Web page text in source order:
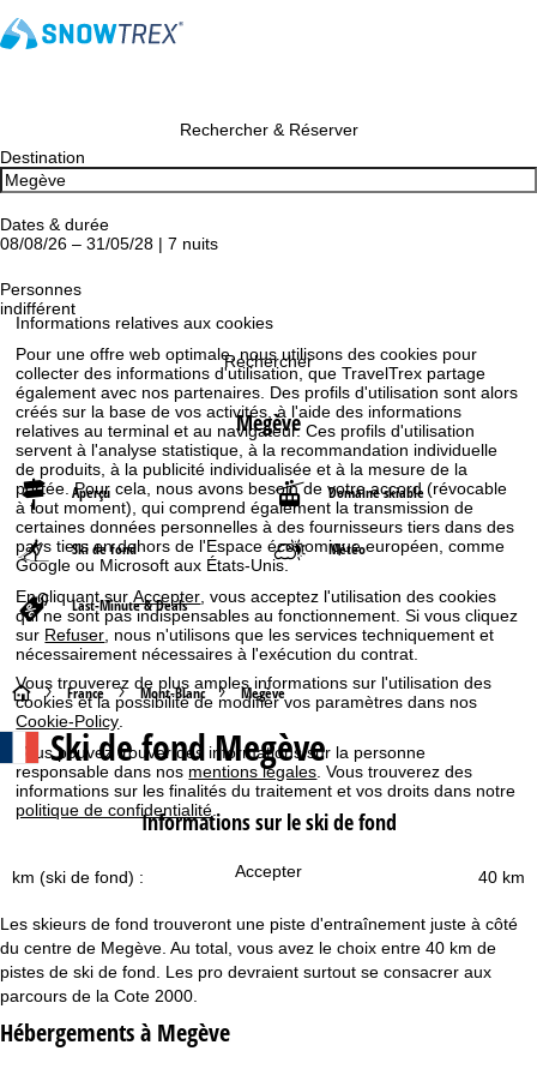
Informations relatives aux cookies
Pour une offre web optimale, nous utilisons des cookies pour
collecter des informations d'utilisation, que TravelTrex partage
également avec nos partenaires. Des profils d'utilisation sont alors
créés sur la base de vos activités, à l'aide des informations
relatives au terminal et au navigateur. Ces profils d'utilisation
servent à l'analyse statistique, à la recommandation individuelle
de produits, à la publicité individualisée et à la mesure de la
portée. Pour cela, nous avons besoin de votre accord (révocable
à tout moment), qui comprend également la transmission de
certaines données personnelles à des fournisseurs tiers dans des
pays tiers en dehors de l'Espace économique européen, comme
Google ou Microsoft aux États-Unis.
En cliquant surAccepter , vous acceptez l'utilisation des cookies
qui ne sont pas indispensables au fonctionnement. Si vous cliquez
sur Refuser , nous n'utilisons que les services techniquement et
nécessairement nécessaires à l'exécution du contrat.
Vous trouverez de plus amples informations sur l'utilisation des
cookies et la possibilité de modifier vos paramètres dans nos
Cookie-Policy
Vous pouvez trouver des informations sur la personne
responsable dans nos mentions légales . Vous trouverez des
informations sur les finalités du traitement et vos droits dans notre
politique de confidentialité .
Accepter
Rechercher & Réserver
Destination
Dates & durée
08/08/26 – 31/05/28 | 7 nuits
Personnes
indifférent
Rechercher
Megève
Aperçu Domaine skiable
Ski de fond Météo
Last-Minute & Deals
P
g
d
c
France Mont-Blanc Megève
Ski de fond Megève
Informations sur le ski de fond
40 km
km (ski de fond) :
Les skieurs de fond trouveront une piste d'entraînement juste à côté
du centre de Megève. Au total, vous avez le choix entre 40 km de
pistes de ski de fond. Les pro devraient surtout se consacrer aux
parcours de la Cote 2000.
Hébergements à Megève